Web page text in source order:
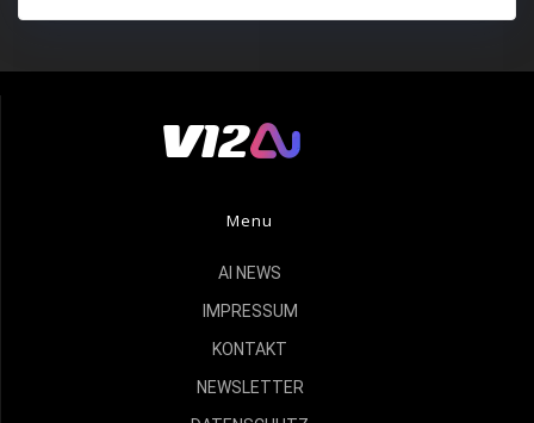
Menu
AI NEWS
IMPRESSUM
KONTAKT
NEWSLETTER